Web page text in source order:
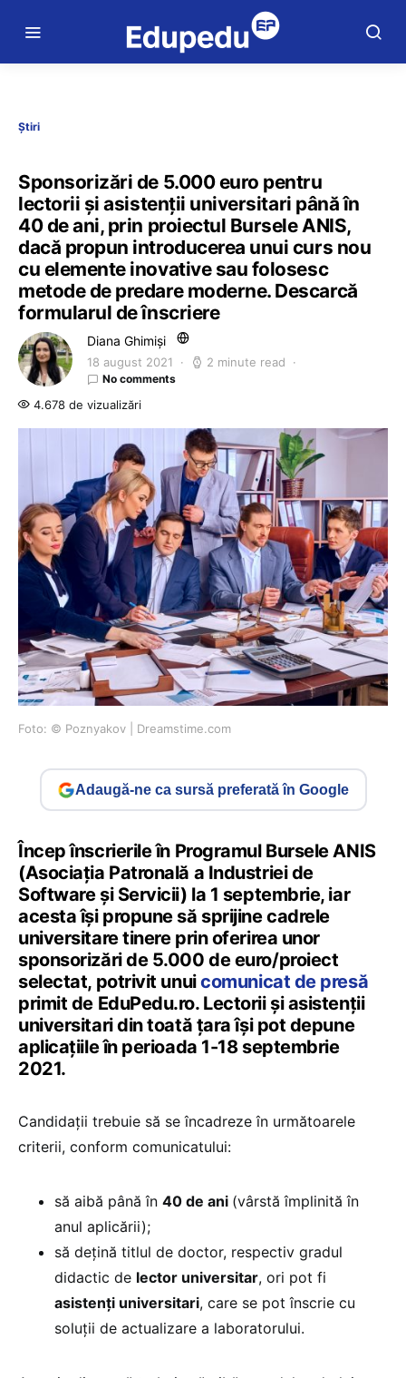
Știri
Sponsorizări de 5.000 euro pentru
lectorii și asistenții universitari până în
40 de ani, prin proiectul Bursele ANIS,
dacă propun introducerea unui curs nou
cu elemente inovative sau folosesc
metode de predare moderne. Descarcă
formularul de înscriere
Diana Ghimiși
18 august 2021 2 minute read
No comments
4.678 de vizualizări
Foto: © Poznyakov | Dreamstime.com
Adaugă-ne ca sursă preferată în Google
Încep înscrierile în Programul Bursele ANIS
(Asociaţia Patronală a Industriei de
Software și Servicii) la 1 septembrie, iar
acesta își propune să sprijine cadrele
universitare tinere prin oferirea unor
sponsorizări de 5.000 de euro/proiect
selectat, potrivit unuicomunicat de presă
primit de EduPedu.ro. Lectorii și asistenții
universitari din toată țara își pot depune
aplicațiile în perioada 1-18 septembrie
2021.
Candidații trebuie să se încadreze în următoarele
criterii, conform comunicatului:
să aibă până în 40 de ani (vârstă împlinită în
anul aplicării);
să dețină titlul de doctor, respectiv gradul
didactic de lector universitar, ori pot fi
asistenți universitari, care se pot înscrie cu
soluții de actualizare a laboratorului.